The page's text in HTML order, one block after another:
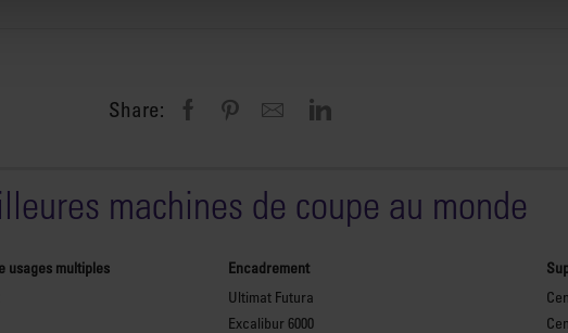
Share:
machines de coupe au monde
usages multiples
Encadrement
Ultimat Futura
Excalibur 6000